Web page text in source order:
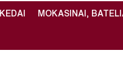
KEDAI MOKASINAI,